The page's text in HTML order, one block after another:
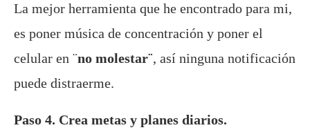
La mejor herramienta que he encontrado para mi,
es poner música de concentración y poner el
celular en ¨no molestar¨, así ninguna notificación
puede distraerme.
Paso 4. Crea metas y planes diarios.